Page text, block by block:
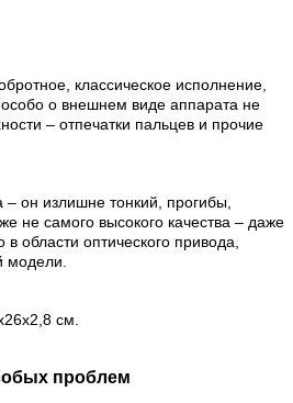
классическое исполнение,
о внешнем виде аппарата не
– отпечатки пальцев и прочие
– он излишне тонкий, прогибы,
не самого высокого качества – даже
области оптического привода,
модели.
см.
проблем